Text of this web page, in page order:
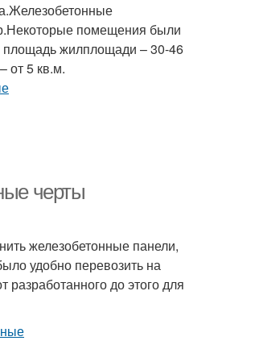
помещения были
площадь жилплощади – 30-46
от 5 кв.м.
черты
железобетонные панели,
удобно перевозить на
до этого для